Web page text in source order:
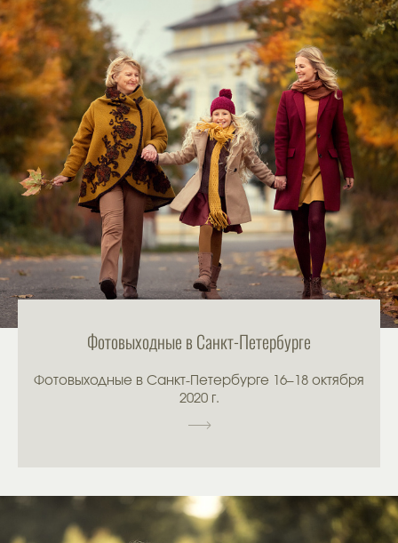
Фотовыходные в Санкт-Петербурге
Фотовыходные в Санкт-Петербурге 16–18 октября
2020 г.